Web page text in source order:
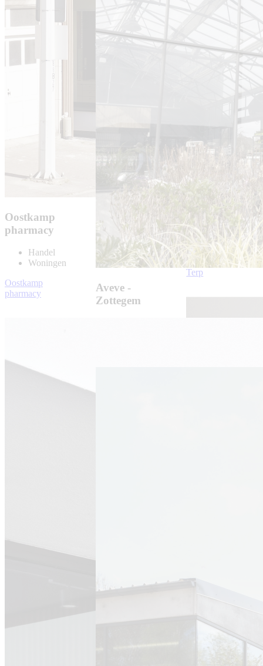
Oostkamp
pharmacy
Handel
Woningen
Oostkamp
pharmacy
Terp
Handel
Terp
Aveve -
Zottegem